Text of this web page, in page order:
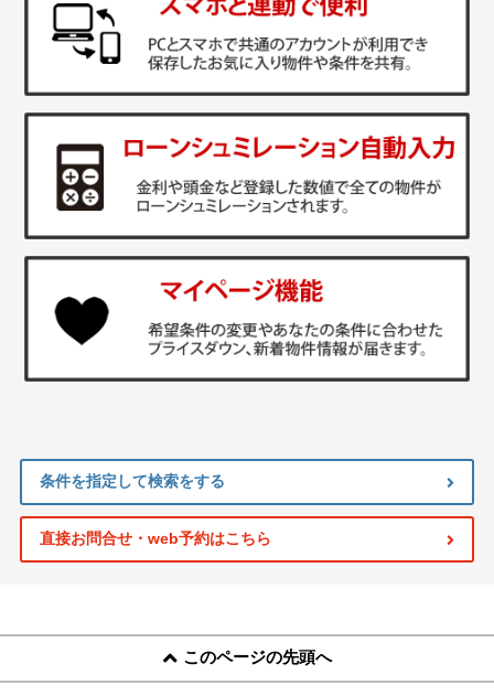
条件を指定して検索をする
直接お問合せ・web予約はこちら
このページの先頭へ